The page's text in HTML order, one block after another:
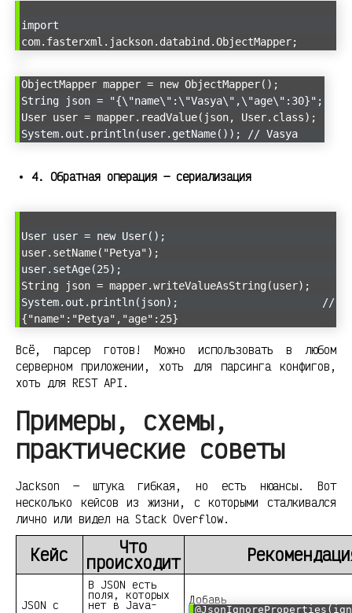
import
com.fasterxml.jackson.databind.ObjectMapper;
ObjectMapper mapper = new ObjectMapper();
String json = "{\"name\":\"Vasya\",\"age\":30}";
User user = mapper.readValue(json, User.class);
System.out.println(user.getName()); // Vasya
4. Обратная операция — сериализация
User user = new User();
user.setName("Petya");
user.setAge(25);
String json = mapper.writeValueAsString(user);
System.out.println(json); //
{"name":"Petya","age":25}
Всё, парсер готов! Можно использовать в любом
серверном приложении, хоть для парсинга конфигов,
хоть для REST API.
Примеры, схемы,
практические советы
Jackson — штука гибкая, но есть нюансы. Вот
несколько кейсов из жизни, с которыми сталкивался
лично или видел на Stack Overflow.
Кейс Что
происходит
JSON с
В JSON есть
поля, которых
нет в Java- Добавь